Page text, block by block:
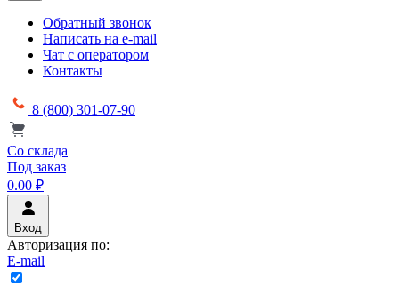
Обратный звонок
Написать на e-mail
Чат с оператором
Контакты
8 (800) 301-07-90
Со склада
Под заказ
0.00 ₽
Вход
Авторизация по:
E-mail